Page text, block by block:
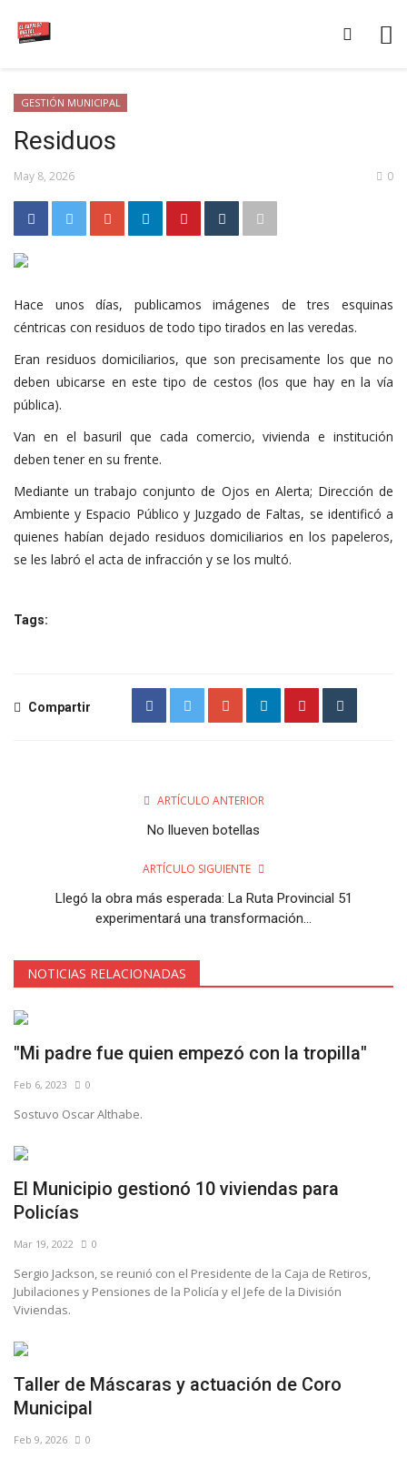
GESTIÓN MUNICIPAL
Residuos
May 8, 2026 0
Hace unos días, publicamos imágenes de tres esquinas
céntricas con residuos de todo tipo tirados en las veredas.
Eran residuos domiciliarios, que son precisamente los que no
deben ubicarse en este tipo de cestos (los que hay en la vía
pública).
Van en el basuril que cada comercio, vivienda e institución
deben tener en su frente.
Mediante un trabajo conjunto de Ojos en Alerta; Dirección de
Ambiente y Espacio Público y Juzgado de Faltas, se identificó a
quienes habían dejado residuos domiciliarios en los papeleros,
se les labró el acta de infracción y se los multó.
Tags:
Compartir
ARTÍCULO ANTERIOR
No llueven botellas
ARTÍCULO SIGUIENTE
Llegó la obra más esperada: La Ruta Provincial 51
experimentará una transformación...
NOTICIAS RELACIONADAS
"Mi padre fue quien empezó con la tropilla"
Feb 6, 2023 0
Sostuvo Oscar Althabe.
El Municipio gestionó 10 viviendas para
Policías
Mar 19, 2022 0
Sergio Jackson, se reunió con el Presidente de la Caja de Retiros,
Jubilaciones y Pensiones de la Policía y el Jefe de la División
Viviendas.
Taller de Máscaras y actuación de Coro
Municipal
Feb 9, 2026 0